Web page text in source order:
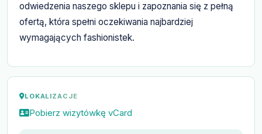
odwiedzenia naszego sklepu i zapoznania się z pełną
ofertą, która spełni oczekiwania najbardziej
wymagających fashionistek.
LOKALIZACJE
Pobierz wizytówkę vCard